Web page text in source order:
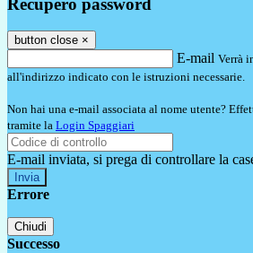
button close ×
E-mail Verrà
all'indirizzo indicato con le istruzioni necessarie.
Non hai una e-mail associata al nome utente?
tramite la Login Spaggiari
E-mail inviata, si prega di controllare la
Errore
Chiudi
Successo